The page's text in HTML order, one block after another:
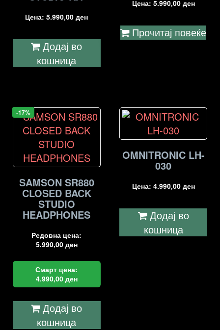
Цена:5.990,00ден
Додај во
кошница
Цена: 5.990,00 ден
Прочитај повеќе
-17%
SAMSON SR880
CLOSED BACK
STUDIO
HEADPHONES
Редовна цена:
5.990,00 ден
Смарт цена:
4.990,00 ден
Додај во
кошница
OMNITRONIC LH-
030
Цена: 4.990,00 ден
Додај во
кошница